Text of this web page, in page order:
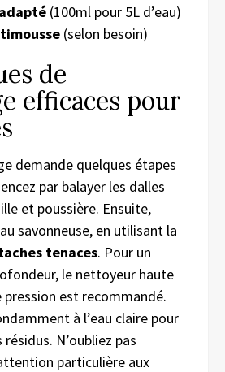
(100ml pour 5L d’eau)
(selon besoin)
de
efficaces pour
demande quelques étapes
par balayer les dalles
et poussière. Ensuite,
savonneuse, en utilisant la
tenaces. Pour un
le nettoyeur haute
pression est recommandé.
à l’eau claire pour
N’oubliez pas
particulière aux